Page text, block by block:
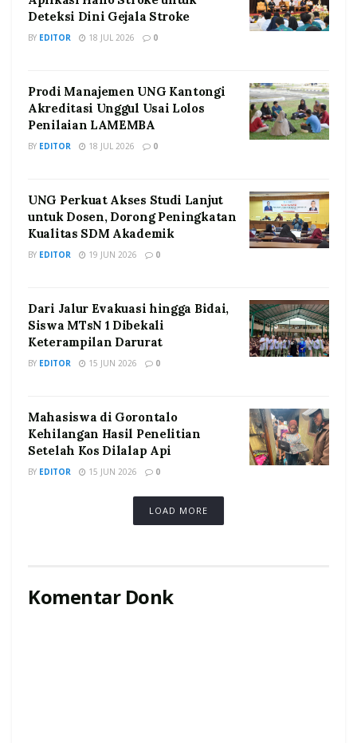
Deteksi Dini Gejala Stroke
BY EDITOR 18 JUL 2026 0
Prodi Manajemen UNG Kantongi
Akreditasi Unggul Usai Lolos
Penilaian LAMEMBA
BY EDITOR 18 JUL 2026 0
UNG Perkuat Akses Studi Lanjut
untuk Dosen, Dorong Peningkatan
Kualitas SDM Akademik
BY EDITOR 19 JUN 2026 0
Dari Jalur Evakuasi hingga Bidai,
Siswa MTsN 1 Dibekali
Keterampilan Darurat
BY EDITOR 15 JUN 2026 0
Mahasiswa di Gorontalo
Kehilangan Hasil Penelitian
Setelah Kos Dilalap Api
BY EDITOR 15 JUN 2026 0
LOAD MORE
Komentar Donk